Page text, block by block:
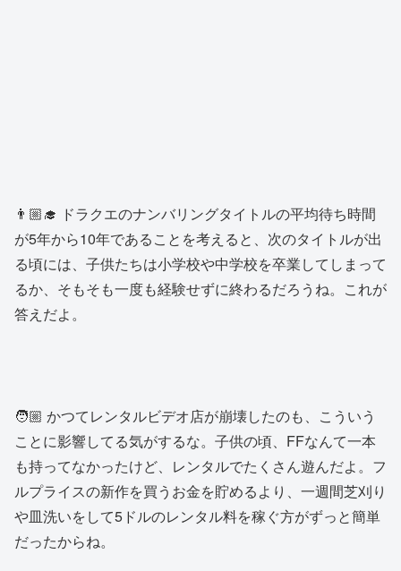
👨🏼‍🎓 ドラクエのナンバリングタイトルの平均待ち時間
が5年から10年であることを考えると、次のタイトルが出
る頃には、子供たちは小学校や中学校を卒業してしまって
るか、そもそも一度も経験せずに終わるだろうね。これが
答えだよ。
🧑🏼 かつてレンタルビデオ店が崩壊したのも、こういう
ことに影響してる気がするな。子供の頃、FFなんて一本
も持ってなかったけど、レンタルでたくさん遊んだよ。フ
ルプライスの新作を買うお金を貯めるより、一週間芝刈り
や皿洗いをして5ドルのレンタル料を稼ぐ方がずっと簡単
だったからね。